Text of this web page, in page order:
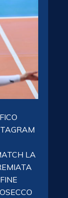
LA